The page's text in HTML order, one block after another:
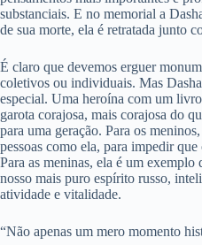
substanciais. E no memorial a
de sua morte, ela é retratada junto
É claro que devemos erguer
coletivos ou individuais. Mas
especial. Uma heroína com um
garota corajosa, mais corajosa do
para uma geração. Para os
pessoas como ela, para impedir
Para as meninas, ela é um
nosso mais puro espírito russo,
atividade e vitalidade.
“Não apenas um mero momento